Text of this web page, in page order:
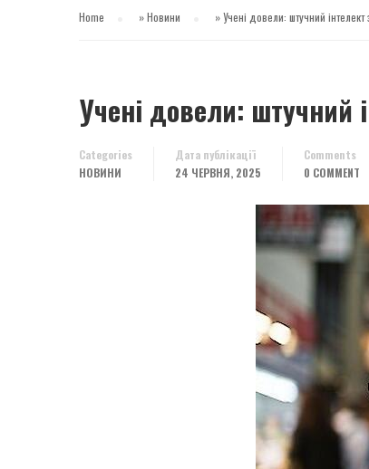
Home »Новини »Учені довели: штучний
Учені довели: штучний
Categories
НОВИНИ
Дата публікації
24 ЧЕРВНЯ, 2025
Comments
0 COMMENT